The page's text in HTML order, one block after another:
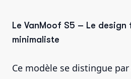
Le VanMoof S5 – Le
minimaliste
Ce modèle se distingue